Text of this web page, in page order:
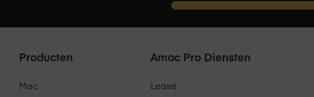
Producten
Mac
Amac Pro Diensten
Lease